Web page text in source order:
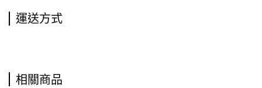
運送方式
相關商品